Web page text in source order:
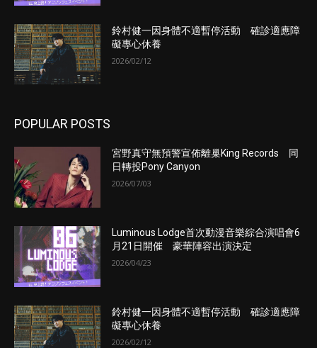
鈴村健一因身體不適暫停活動 確診適應障
礙專心休養
2026/02/12
POPULAR POSTS
宮野真守無預警宣佈離巢King Records 同
日轉投Pony Canyon
2026/07/03
Luminous Lodge首次動漫音樂綜合演唱會6
月21日開催 豪華陣容出演決定
2026/04/23
鈴村健一因身體不適暫停活動 確診適應障
礙專心休養
2026/02/12